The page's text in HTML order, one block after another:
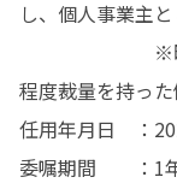
し、個人事業主
※町との雇
程度裁量を持っ
任用年月日　：
委嘱期間　　：1